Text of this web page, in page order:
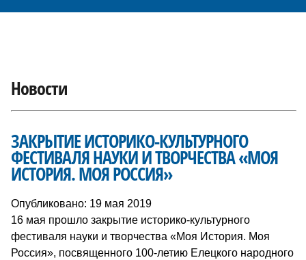
Новости
ЗАКРЫТИЕ ИСТОРИКО-КУЛЬТУРНОГО
ФЕСТИВАЛЯ НАУКИ И ТВОРЧЕСТВА «МОЯ
ИСТОРИЯ. МОЯ РОССИЯ»
Опубликовано: 19 мая 2019
16 мая прошло закрытие историко-культурного
фестиваля науки и творчества «Моя История. Моя
Россия», посвященного 100-летию Елецкого народного